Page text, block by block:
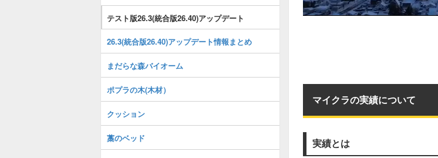
マイクラの実績について
実績とは
テスト版26.3(統合版26.40)アップデート
26.3(統合版26.40)アップデート情報まとめ
まだらな森バイオーム
ポプラの木(木材）
クッション
藁のベッド